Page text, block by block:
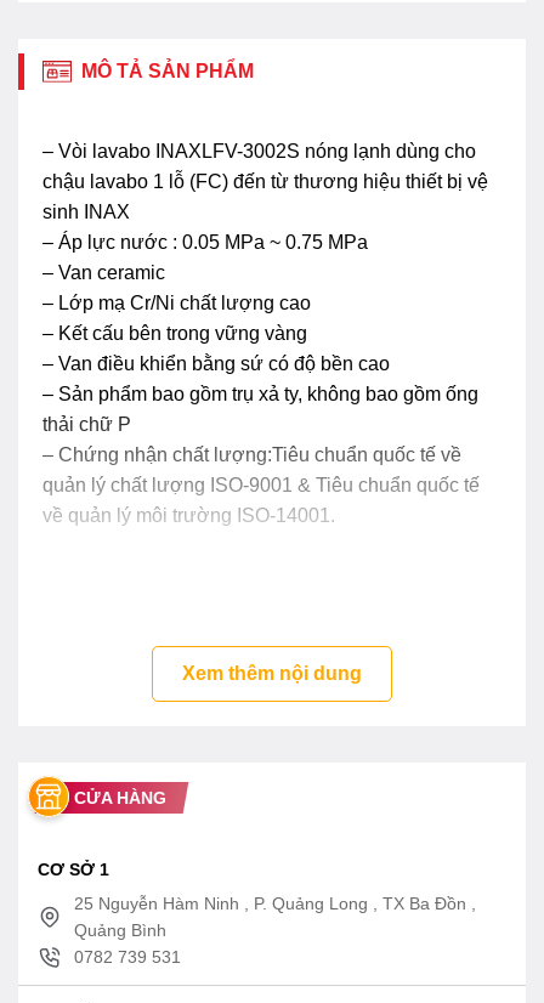
MÔ TẢ SẢN PHẨM
– Vòi lavabo INAXLFV-3002S nóng lạnh dùng cho
chậu lavabo 1 lỗ (FC) đến từ thương hiệu thiết bị vệ
sinh INAX
– Áp lực nước : 0.05 MPa ~ 0.75 MPa
– Van ceramic
– Lớp mạ Cr/Ni chất lượng cao
– Kết cấu bên trong vững vàng
– Van điều khiển bằng sứ có độ bền cao
– Sản phẩm bao gồm trụ xả ty, không bao gồm ống
thải chữ P
– Chứng nhận chất lượng:Tiêu chuẩn quốc tế về
quản lý chất lượng ISO-9001 & Tiêu chuẩn quốc tế
về quản lý môi trường ISO-14001.
Xem thêm nội dung
CỬA HÀNG
CƠ SỞ 1
25 Nguyễn Hàm Ninh , P. Quảng Long , TX Ba Đồn ,
Quảng Bình
0782 739 531